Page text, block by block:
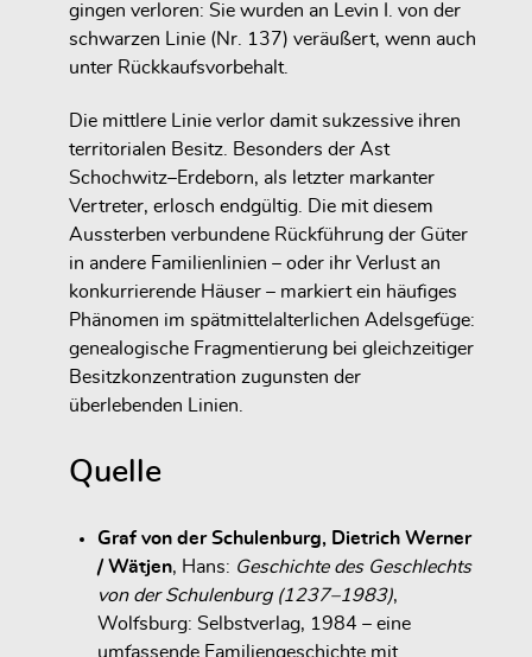
gingen verloren: Sie wurden an Levin I. von der
schwarzen Linie (Nr. 137) veräußert, wenn auch
unter Rückkaufsvorbehalt.
Die mittlere Linie verlor damit sukzessive ihren
territorialen Besitz. Besonders der Ast
Schochwitz–Erdeborn, als letzter markanter
Vertreter, erlosch endgültig. Die mit diesem
Aussterben verbundene Rückführung der Güter
in andere Familienlinien – oder ihr Verlust an
konkurrierende Häuser – markiert ein häufiges
Phänomen im spätmittelalterlichen Adelsgefüge:
genealogische Fragmentierung bei gleichzeitiger
Besitzkonzentration zugunsten der
überlebenden Linien.
Quelle
Graf von der Schulenburg, Dietrich Werner
/ Wätjen, Hans: Geschichte des Geschlechts
von der Schulenburg (1237–1983),
Wolfsburg: Selbstverlag, 1984 – eine
umfassende Familiengeschichte mit